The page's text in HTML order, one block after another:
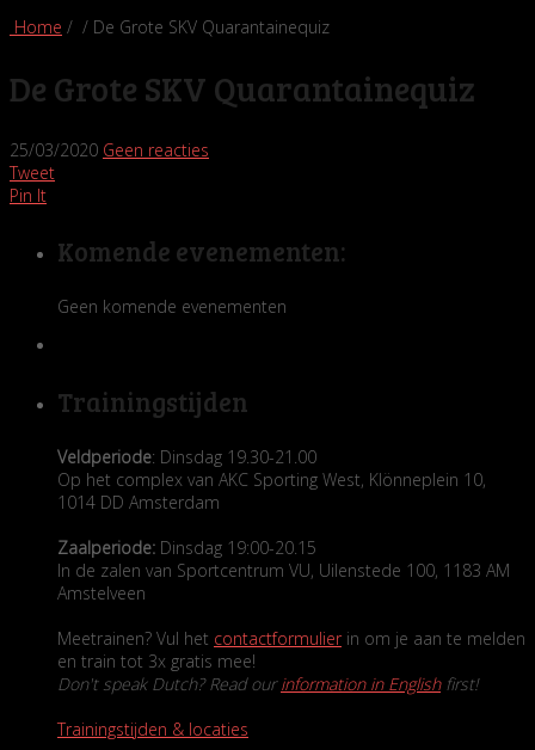
Home / / De Grote SKV Quarantainequiz
De Grote SKV Quarantainequiz
25/03/2020 Geen reacties
Tweet
Pin It
Komende evenementen:
Geen komende evenementen
Trainingstijden
Veldperiode: Dinsdag 19.30-21.00
Op het complex van AKC Sporting West, Klönneplein 10,
1014 DD Amsterdam
Zaalperiode: Dinsdag 19:00-20.15
In de zalen van Sportcentrum VU, Uilenstede 100, 1183 AM
Amstelveen
Meetrainen? Vul het contactformulierin om je aan te melden
en train tot 3x gratis mee!
Don't speak Dutch? Read ourinformation in Englishfirst!
Trainingstijden & locaties